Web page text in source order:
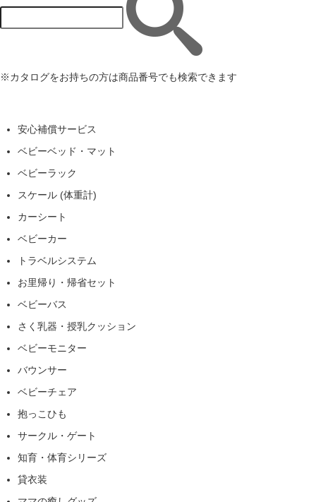
※カタログをお持ちの方は商品番号でも検索できます
安心補償サービス
ベビーベッド・マット
ベビーラック
スケール (体重計)
カーシート
ベビーカー
トラベルシステム
お里帰り・帰省セット
ベビーバス
さく乳器・授乳クッション
ベビーモニター
バウンサー
ベビーチェア
抱っこひも
サークル・ゲート
知育・体育シリーズ
貸衣装